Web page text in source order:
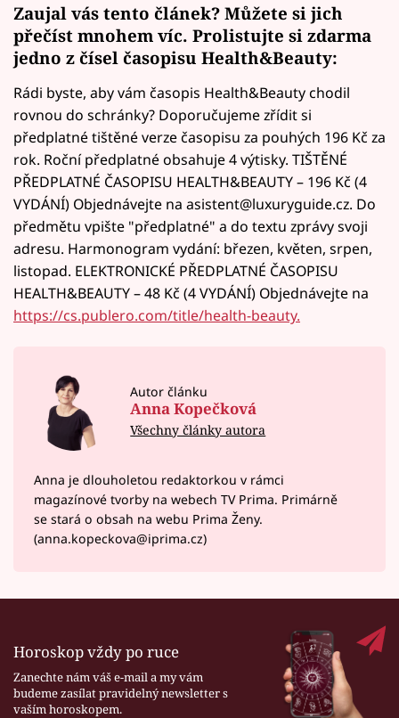
Zaujal vás tento článek? Můžete si jich
přečíst mnohem víc. Prolistujte si zdarma
jedno z čísel časopisu Health&Beauty:
Rádi byste, aby vám časopis Health&Beauty chodil
rovnou do schránky? Doporučujeme zřídit si
předplatné tištěné verze časopisu za pouhých 196 Kč za
rok. Roční předplatné obsahuje 4 výtisky. TIŠTĚNÉ
PŘEDPLATNÉ ČASOPISU HEALTH&BEAUTY – 196 Kč (4
VYDÁNÍ) Objednávejte na asistent@luxuryguide.cz. Do
předmětu vpište "předplatné" a do textu zprávy svoji
adresu. Harmonogram vydání: březen, květen, srpen,
listopad. ELEKTRONICKÉ PŘEDPLATNÉ ČASOPISU
HEALTH&BEAUTY – 48 Kč (4 VYDÁNÍ) Objednávejte na
https://cs.publero.com/title/health-beauty.
Autor článku
Anna Kopečková
Všechny články autora
Anna je dlouholetou redaktorkou v rámci
magazínové tvorby na webech TV Prima. Primárně
se stará o obsah na webu Prima Ženy.
(anna.kopeckova@iprima.cz)
Horoskop vždy po ruce
Zanechte nám váš e-mail a my vám
budeme zasílat pravidelný newsletter s
vaším horoskopem.